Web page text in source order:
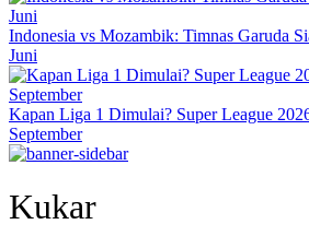
Indonesia vs Mozambik: Timnas Garuda
Juni
Kapan Liga 1 Dimulai? Super League
September
Kukar